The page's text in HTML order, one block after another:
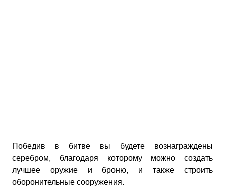
Победив в битве вы будете вознаграждены
серебром, благодаря которому можно создать
лучшее оружие и броню, и также строить
оборонительные сооружения.